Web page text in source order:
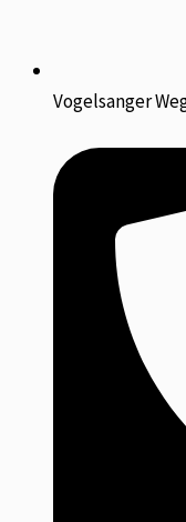
Vogelsanger